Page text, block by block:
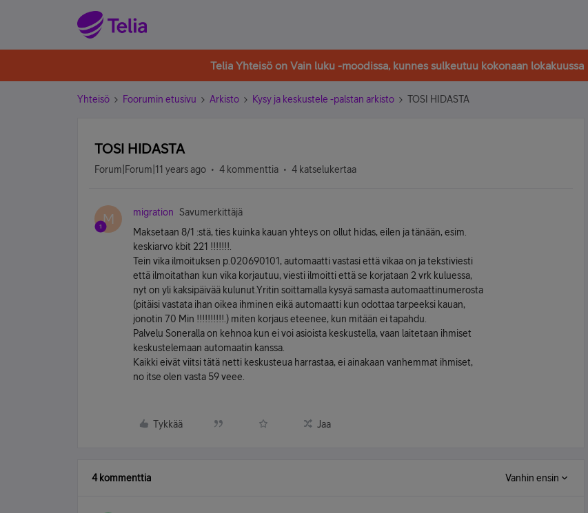
Telia Yhteisö on Vain luku -moodissa, kunnes sulkeutuu kokonaan lokakuussa
Yhteisö Foorumin etusivu Arkisto Kysy ja keskustele -palstan arkisto TOSI HIDASTA
TOSI HIDASTA
Forum|Forum|11 years ago 4 kommenttia 4 katselukertaa
M migration
Savumerkittäjä
Maksetaan 8/1 :stä, ties kuinka kauan yhteys on ollut hidas, eilen ja tänään, esim.
keskiarvo kbit 221 !!!!!!!.
Tein vika ilmoituksen p.020690101, automaatti vastasi että vikaa on ja tekstiviesti
että ilmoitathan kun vika korjautuu, viesti ilmoitti että se korjataan 2 vrk kuluessa,
nyt on yli kaksipäivää kulunut.Yritin soittamalla kysyä samasta automaattinumerosta
(pitäisi vastata ihan oikea ihminen eikä automaatti kun odottaa tarpeeksi kauan,
jonotin 70 Min !!!!!!!!!!.) miten korjaus eteenee, kun mitään ei tapahdu.
Palvelu Soneralla on kehnoa kun ei voi asioista keskustella, vaan laitetaan ihmiset
keskustelemaan automaatin kanssa.
Kaikki eivät viitsi tätä netti keskusteua harrastaa, ei ainakaan vanhemmat ihmiset,
no itse olen vasta 59 veee.
Tykkää Jaa
4 kommenttia Vanhin ensin